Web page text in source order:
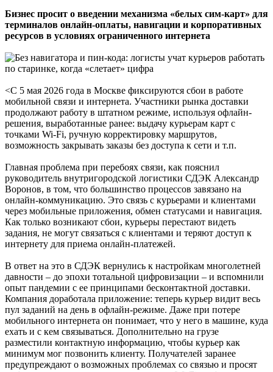
Бизнес просит о введении механизма «белых сим-карт» для
терминалов онлайн-оплаты, навигации и корпоративных
ресурсов в условиях ограниченного интернета
<С 5 мая 2026 года в Москве фиксируются сбои в работе
мобильной связи и интернета. Участники рынка доставки
продолжают работу в штатном режиме, используя офлайн-
решения, выработанные ранее: выдачу курьерам карт с
точками Wi-Fi, ручную корректировку маршрутов,
возможность закрывать заказы без доступа к сети и т.п.
Главная проблема при перебоях связи, как пояснил
руководитель внутригородской логистики СДЭК Александр
Воронов, в том, что большинство процессов завязано на
онлайн-коммуникацию. Это связь с курьерами и клиентами
через мобильные приложения, обмен статусами и навигация.
Как только возникают сбои, курьеры перестают видеть
задания, не могут связаться с клиентами и теряют доступ к
интернету для приема онлайн-платежей.
В ответ на это в СДЭК вернулись к настройкам многолетней
давности – до эпохи тотальной цифровизации – и вспомнили
опыт пандемии с ее принципами бесконтактной доставки.
Компания доработала приложение: теперь курьер видит весь
пул заданий на день в офлайн-режиме. Даже при потере
мобильного интернета он понимает, что у него в машине, куда
ехать и с кем связываться. Дополнительно на грузе
разместили контактную информацию, чтобы курьер как
минимум мог позвонить клиенту. Получателей заранее
предупреждают о возможных проблемах со связью и просят